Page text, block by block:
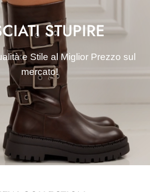
STUPIRE
e Stile al Miglior Prezzo sul
mercato!